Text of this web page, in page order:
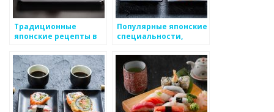
Традиционные
японские рецепты в
Популярные японские
специальности,
ресторанах